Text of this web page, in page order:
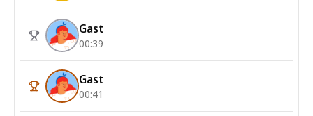
Gast
00:39
Gast
00:41